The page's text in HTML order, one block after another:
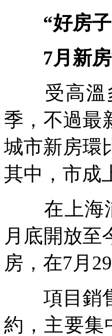
“好房
7月新房
受高溫多
季，不過最
城市新房環
其中，市成
在上海浦
月底開放至
房，在7月
項目銷售
約，主要集